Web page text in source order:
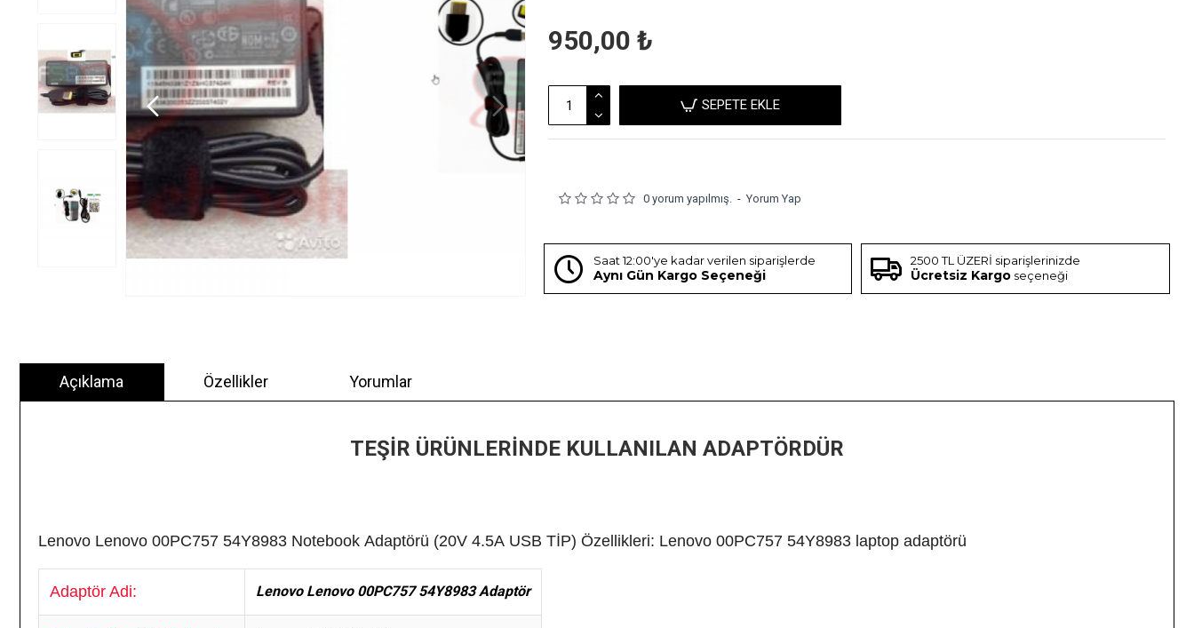
0 yorum yapılmış. - Yorum Yap
950,00 ₺
SEPETE EKLE
Saat 12:00'ye kadar verilen siparişlerde
Aynı Gün Kargo Seçeneği
2500 TL ÜZERİ siparişlerinizde
Ücretsiz Kargo seçeneği
Açıklama Özellikler Yorumlar
TEŞİR ÜRÜNLERİNDE KULLANILAN ADAPTÖRDÜR
Lenovo Lenovo 00PC757 54Y8983 Notebook Adaptörü (20V 4.5A USB TİP) Özellikleri: Lenovo 00PC757 54Y8983 laptop adaptörü
Adaptör Adi: Lenovo Lenovo 00PC757 54Y8983 Adaptör